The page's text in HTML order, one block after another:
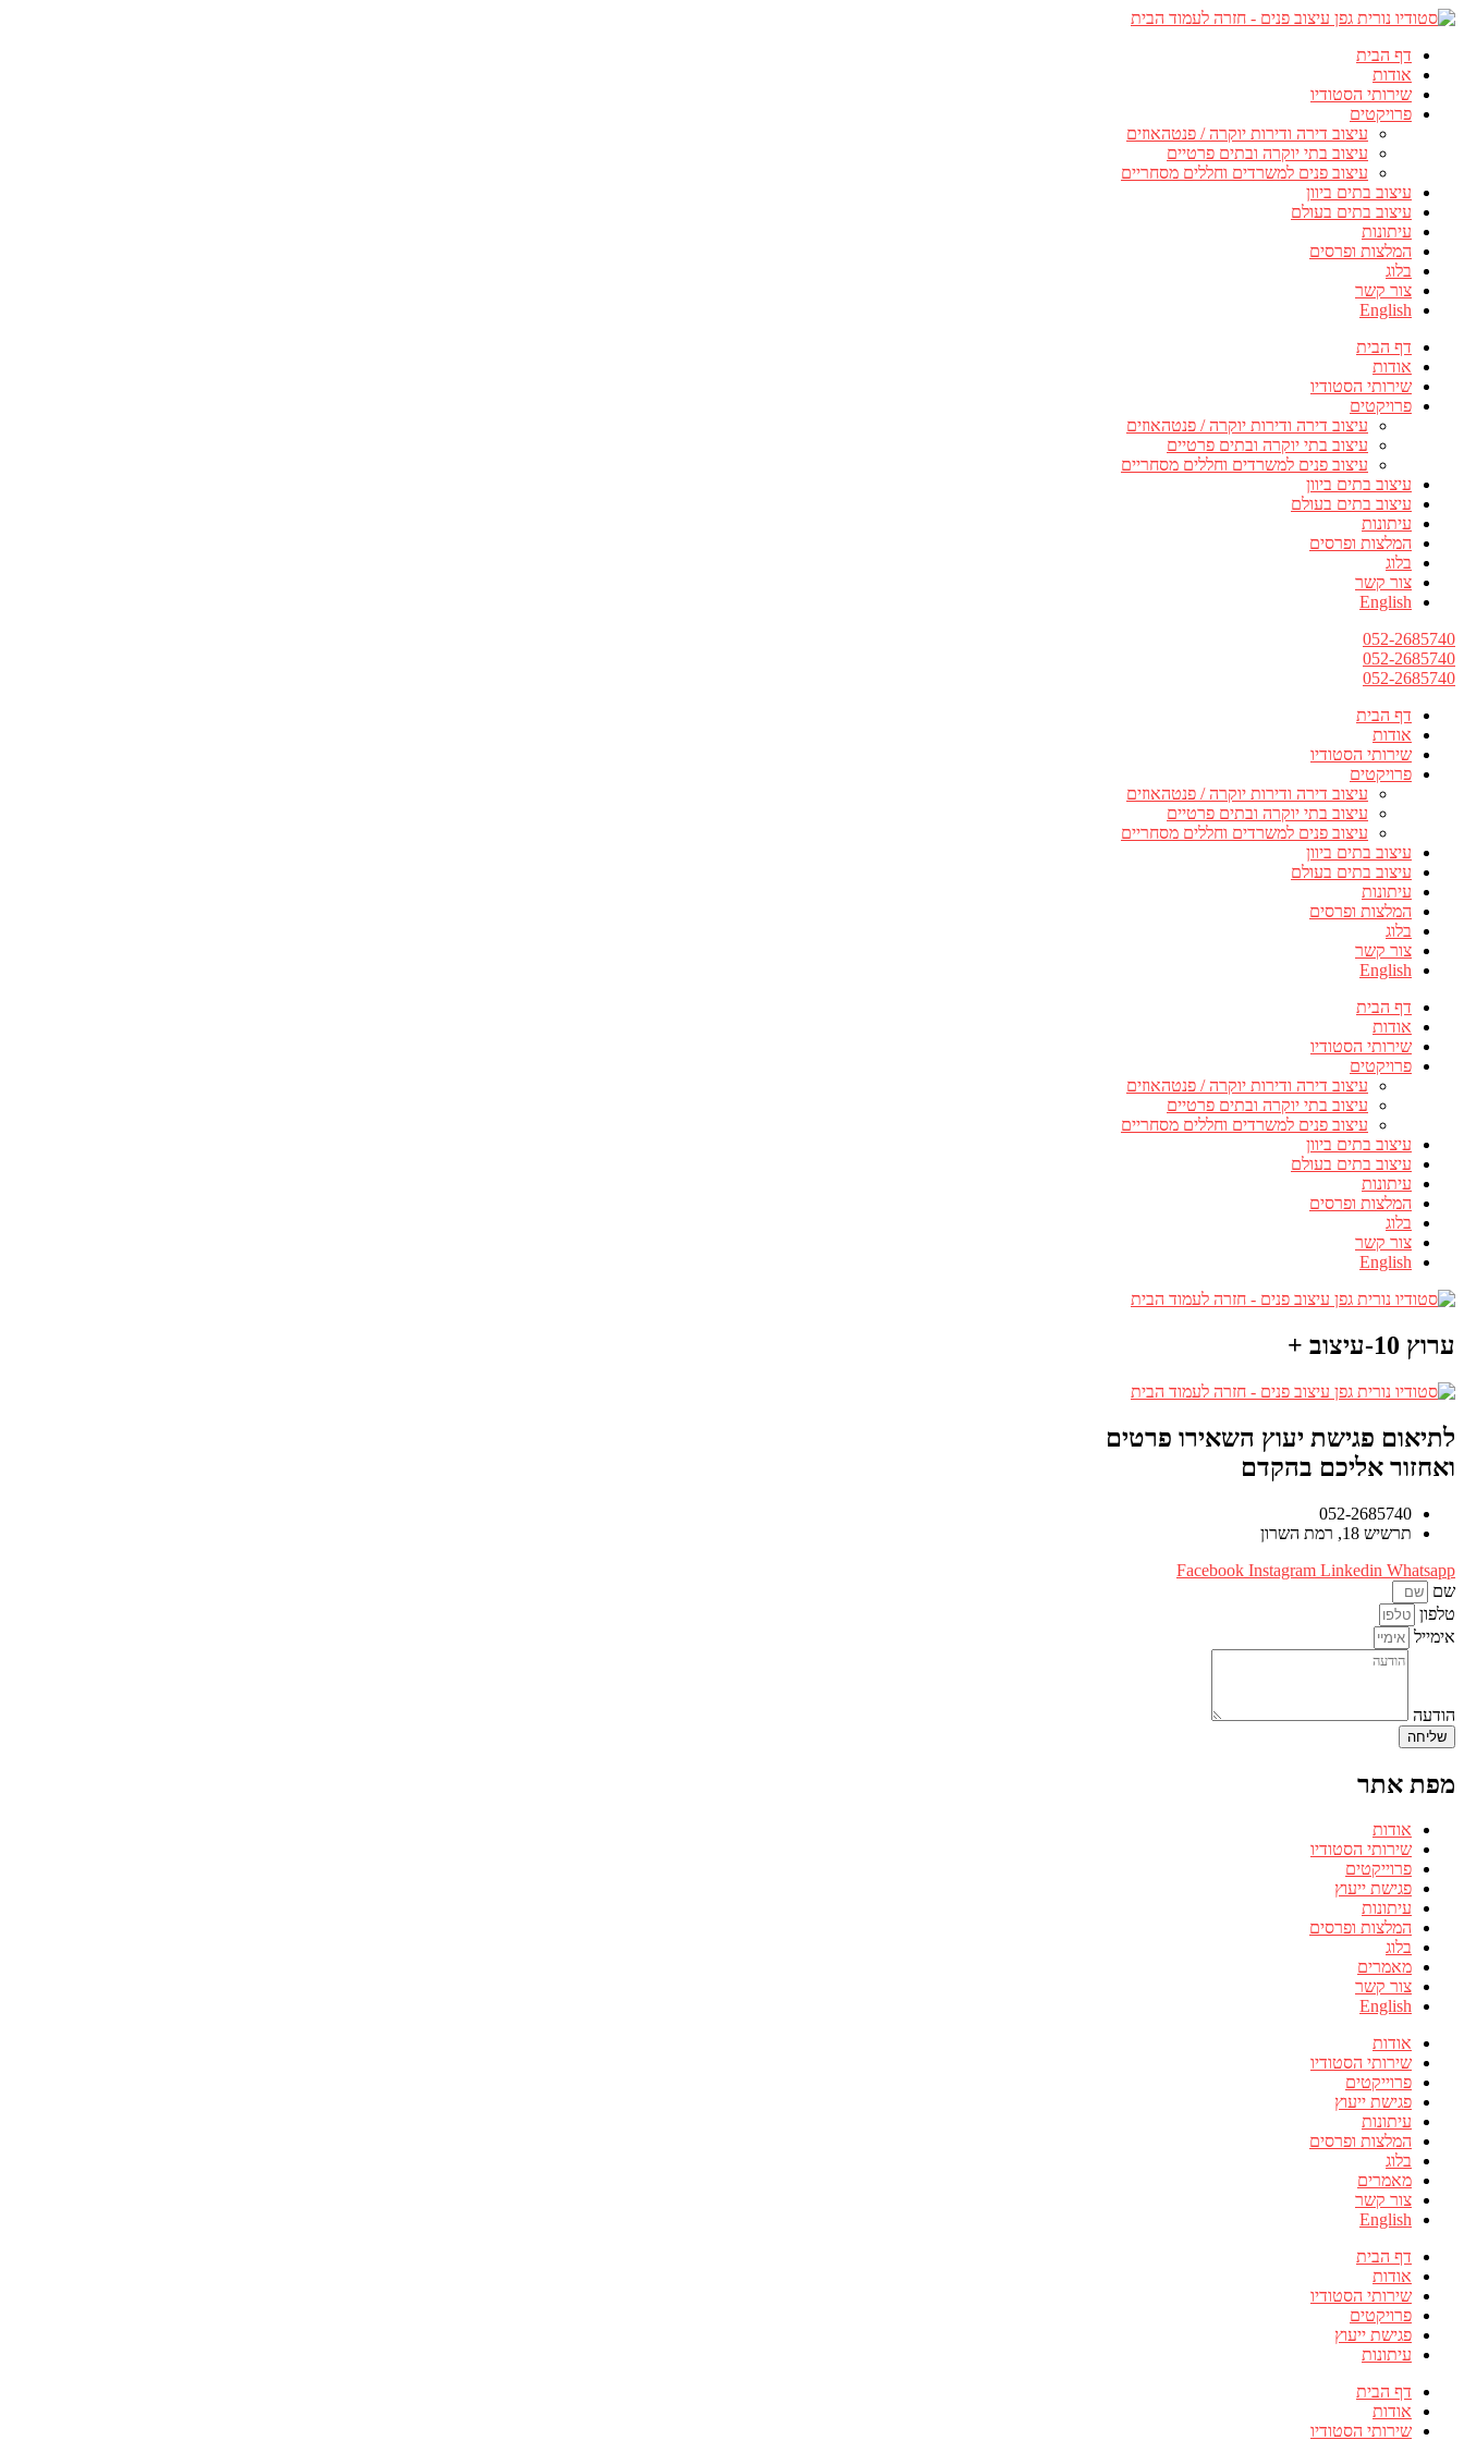
דף הבית
אודות
שירותי הסטודיו
פרויקטים
עיצוב דירה ודירות יוקרה / פנטהאוזים
עיצוב בתי יוקרה ובתים פרטיים
עיצוב פנים למשרדים וחללים מסחריים
עיצוב בתים ביוון
עיצוב בתים בעולם
עיתונות
המלצות ופרסים
בלוג
צור קשר
English
דף הבית
אודות
שירותי הסטודיו
פרויקטים
עיצוב דירה ודירות יוקרה / פנטהאוזים
עיצוב בתי יוקרה ובתים פרטיים
עיצוב פנים למשרדים וחללים מסחריים
עיצוב בתים ביוון
עיצוב בתים בעולם
עיתונות
המלצות ופרסים
בלוג
צור קשר
English
052-2685740
052-2685740
052-2685740
דף הבית
אודות
שירותי הסטודיו
פרויקטים
עיצוב דירה ודירות יוקרה / פנטהאוזים
עיצוב בתי יוקרה ובתים פרטיים
עיצוב פנים למשרדים וחללים מסחריים
עיצוב בתים ביוון
עיצוב בתים בעולם
עיתונות
המלצות ופרסים
בלוג
צור קשר
English
דף הבית
אודות
שירותי הסטודיו
פרויקטים
עיצוב דירה ודירות יוקרה / פנטהאוזים
עיצוב בתי יוקרה ובתים פרטיים
עיצוב פנים למשרדים וחללים מסחריים
עיצוב בתים ביוון
עיצוב בתים בעולם
עיתונות
המלצות ופרסים
בלוג
צור קשר
English
ערוץ 10-עיצוב +
לתיאום פגישת יעוץ השאירו פרטים
ואחזור אליכם בהקדם
052-2685740
תרשיש 18, רמת השרון
Facebook Instagram Linkedin Whatsapp
שם
טלפון
אימייל
הודעה
שליחה
מפת אתר
אודות
שירותי הסטודיו
פרוייקטים
פגישת ייעוץ
עיתונות
המלצות ופרסים
בלוג
מאמרים
צור קשר
English
אודות
שירותי הסטודיו
פרוייקטים
פגישת ייעוץ
עיתונות
המלצות ופרסים
בלוג
מאמרים
צור קשר
English
דף הבית
אודות
שירותי הסטודיו
פרויקטים
פגישת ייעוץ
עיתונות
דף הבית
אודות
שירותי הסטודיו